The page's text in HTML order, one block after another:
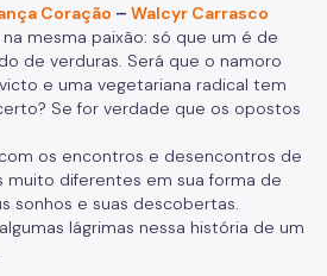
Coração – Walcyr Carrasco
mesma paixão: só que um é de
de verduras. Será que o namoro
e uma vegetariana radical tem
Se for verdade que os opostos
os encontros e desencontros de
muito diferentes em sua forma de
sonhos e suas descobertas.
lágrimas nessa história de um